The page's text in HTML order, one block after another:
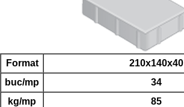
Format
210x140x40
buc/mp
34
kg/mp
85